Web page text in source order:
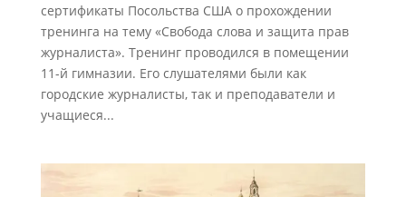
сертификаты Посольства США о прохождении
тренинга на тему «Свобода слова и защита прав
журналиста». Тренинг проводился в помещении
11-й гимназии. Его слушателями были как
городские журналисты, так и преподаватели и
учащиеся...